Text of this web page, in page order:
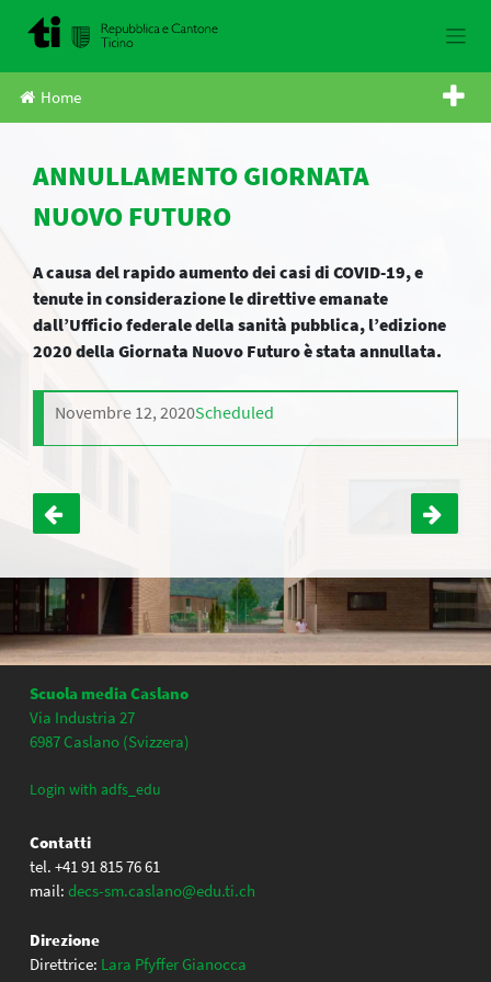
Home
ANNULLAMENTO GIORNATA
NUOVO FUTURO
A causa del rapido aumento dei casi di COVID-19, e
tenute in considerazione le direttive emanate
dall’Ufficio federale della sanità pubblica, l’edizione
2020 della Giornata Nuovo Futuro è stata annullata.
Novembre 12, 2020Scheduled
Navigazione
articoli
Scuola media Caslano
Via Industria 27
6987 Caslano (Svizzera)
Login with adfs_edu
Contatti
tel. +41 91 815 76 61
mail: decs-sm.caslano@edu.ti.ch
Direzione
Direttrice: Lara Pfyffer Gianocca